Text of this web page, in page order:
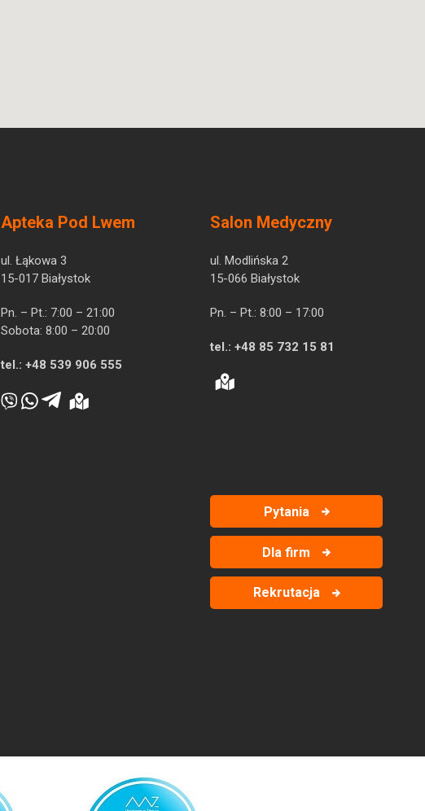
Apteka Pod Lwem
ul. Łąkowa 3
15-017 Białystok
Pn. – Pt.: 7:00 – 21:00
Sobota: 8:00 – 20:00
tel.: +48 539 906 555
Salon Medyczny
ul. Modlińska 2
15-066 Białystok
Pn. – Pt.: 8:00 – 17:00
tel.: +48 85 732 15 81
Pytania
Dla firm
Rekrutacja